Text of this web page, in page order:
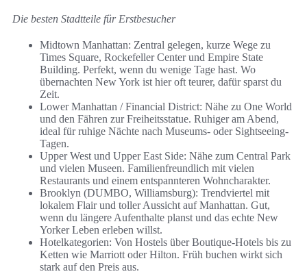
Die besten Stadtteile für Erstbesucher
Midtown Manhattan: Zentral gelegen, kurze Wege zu
Times Square, Rockefeller Center und Empire State
Building. Perfekt, wenn du wenige Tage hast. Wo
übernachten New York ist hier oft teurer, dafür sparst du
Zeit.
Lower Manhattan / Financial District: Nähe zu One World
und den Fähren zur Freiheitsstatue. Ruhiger am Abend,
ideal für ruhige Nächte nach Museums- oder Sightseeing-
Tagen.
Upper West und Upper East Side: Nähe zum Central Park
und vielen Museen. Familienfreundlich mit vielen
Restaurants und einem entspannteren Wohncharakter.
Brooklyn (DUMBO, Williamsburg): Trendviertel mit
lokalem Flair und toller Aussicht auf Manhattan. Gut,
wenn du längere Aufenthalte planst und das echte New
Yorker Leben erleben willst.
Hotelkategorien: Von Hostels über Boutique-Hotels bis zu
Ketten wie Marriott oder Hilton. Früh buchen wirkt sich
stark auf den Preis aus.